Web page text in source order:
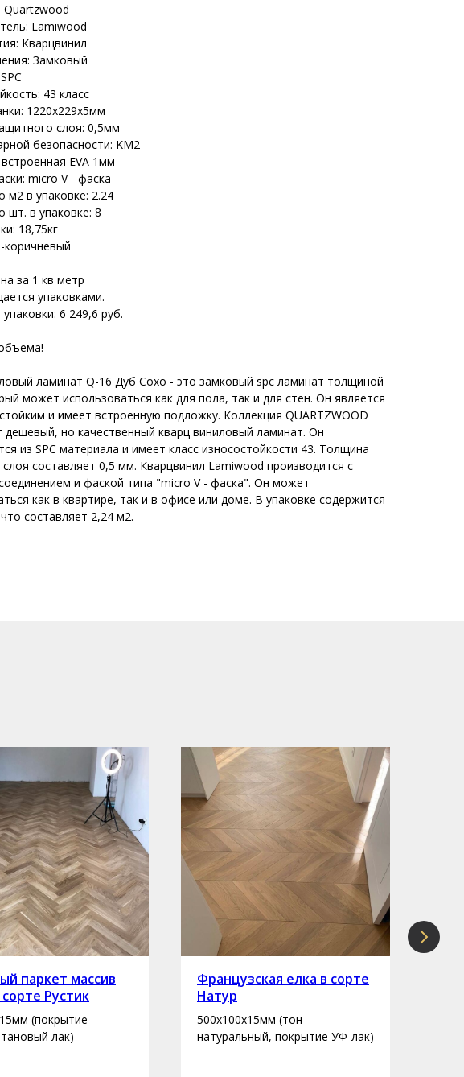
Quartzwood
Lamiwood
Кварцвинил
Замковый
43 класс
1220х229х5мм
слоя: 0,5мм
безопасности: KM2
EVA 1мм
micro V - фаска
м2 в упаковке: 2.24
шт. в упаковке: 8
18,75кг
коричневый
за 1 кв метр
упаковками.
6 249,6 руб.
ламинат Q-16 Дуб Сохо - это замковый spc ламинат толщиной
может использоваться как для пола, так и для стен. Он является
и имеет встроенную подложку. Коллекция QUARTZWOOD
дешевый, но качественный кварц виниловый ламинат. Он
из SPC материала и имеет класс износостойкости 43. Толщина
составляет 0,5 мм. Кварцвинил Lamiwood производится с
и фаской типа "micro V - фаска". Он может
как в квартире, так и в офисе или доме. В упаковке содержится
составляет 2,24 м2.
паркет массив
Рустик
(покрытие
лак)
Французская елка в сорте
Натур
500х100х15мм (тон
натуральный, покрытие УФ-лак)